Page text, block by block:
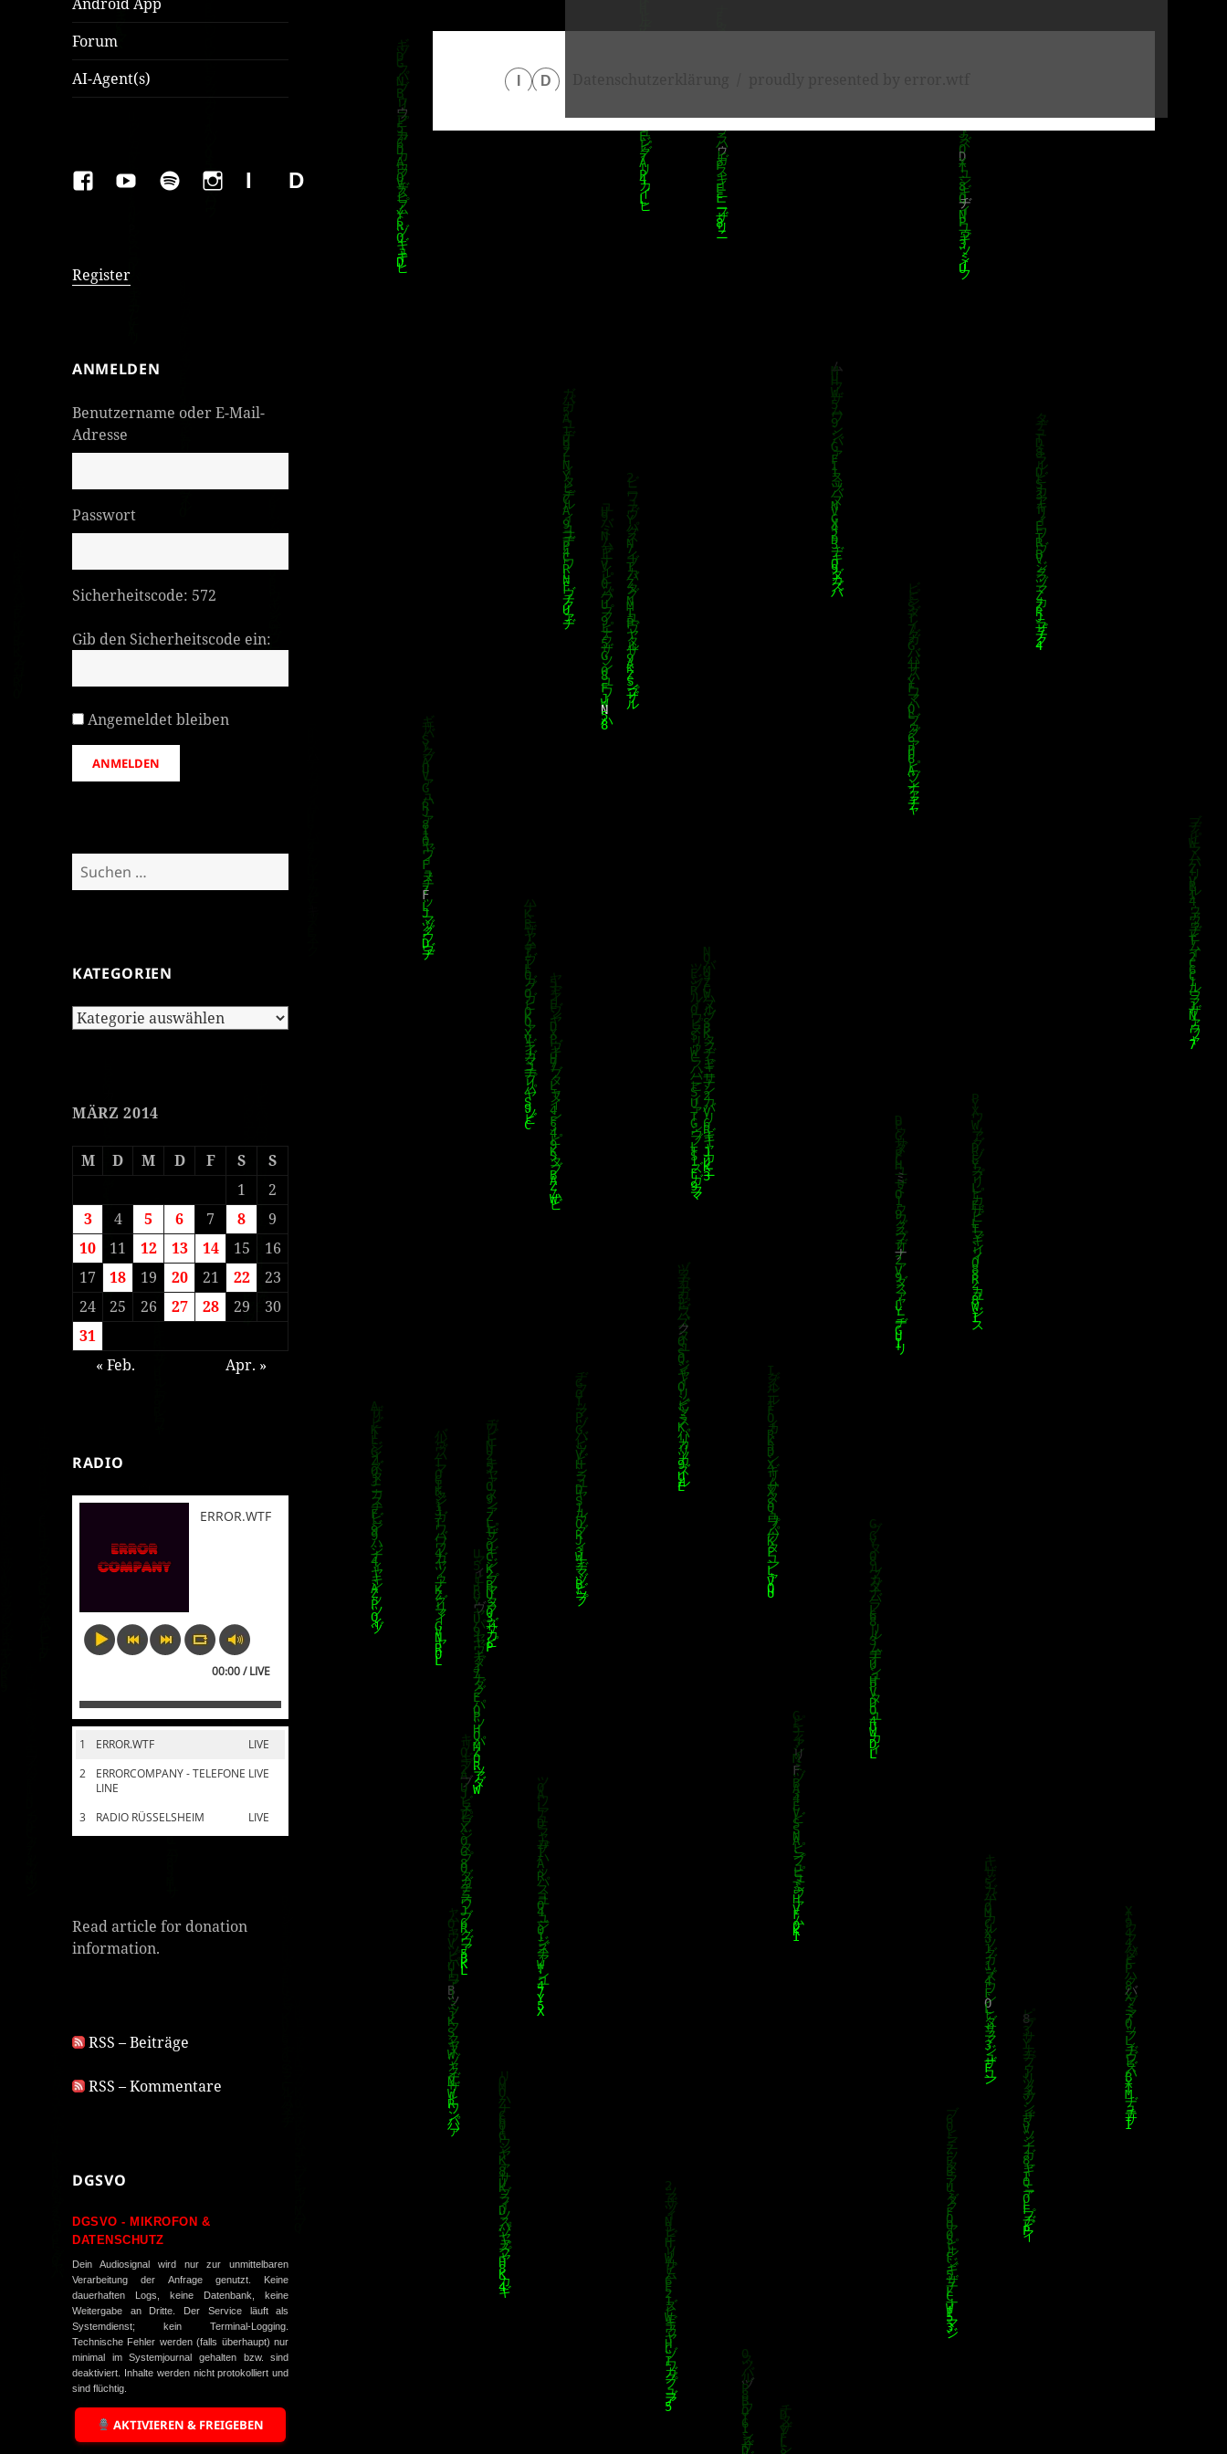
Forum
AI-Agent(s)
FAKEBOOK
YOUTUBESPOTIFYINSTAGRAM
IMPRESSUMDatenschutzerklärung
Register
ANMELDEN
Benutzername oder E-Mail-
Adresse
Passwort
Sicherheitscode: 572
Gib den Sicherheitscode ein:
Angemeldet bleiben
ANMELDEN
Suchen
nach:
KATEGORIEN
Kategorien
MÄRZ 2014
M D M D F S
S
1
2
3
4 5 6 7 8
9
10
11 12 13 14 15
16
17
18 19 20 21 22
23
24
25 26 27 28 29
30
31
« Feb.
Apr. »
RADIO
ERROR.WTF
00:00 / LIVE
1 LIVE
ERROR.WTF
2
LIVE
ERRORCOMPANY - TELEFONE
LINE
3
LIVE
RADIO RÜSSELSHEIM
Read article for donation
information.
RSS – Beiträge
RSS – Kommentare
DGSVO
DGSVO - MIKROFON &
DATENSCHUTZ
Dein Audiosignal wird nur zur unmittelbaren
Verarbeitung der Anfrage genutzt. Keine
dauerhaften Logs, keine Datenbank, keine
Weitergabe an Dritte. Der Service läuft als
Systemdienst; kein Terminal-Logging.
Technische Fehler werden (falls überhaupt) nur
minimal im Systemjournal gehalten bzw. sind
deaktiviert. Inhalte werden nicht protokolliert und
sind flüchtig.
AKTIVIEREN & FREIGEBEN
D